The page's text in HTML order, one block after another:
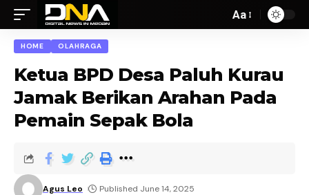
Aa
HOME OLAHRAGA
Ketua BPD Desa Paluh Kurau
Jamak Berikan Arahan Pada
Pemain Sepak Bola
Agus Leo Published June 14, 2025